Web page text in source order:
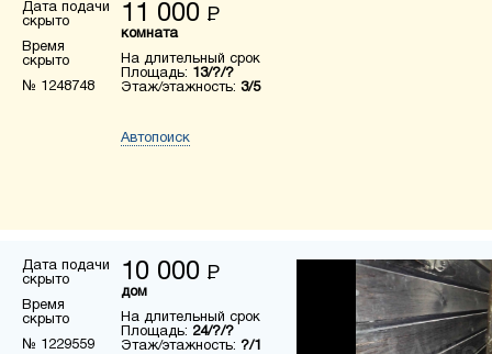
Дата подачи
скрыто
Время
скрыто
№ 1248748
11 000 Р
комната
На длительный срок
Площадь: 13/?/?
Этаж/этажность: 3/5
Автопоиск
Дата подачи
скрыто
Время
скрыто
№ 1229559
10 000 Р
дом
На длительный срок
Площадь: 24/?/?
Этаж/этажность: ?/1